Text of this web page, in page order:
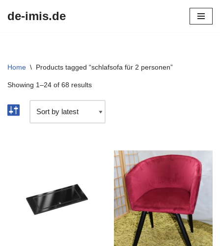
de-imis.de
Home \ Products tagged “schlafsofa für 2 personen”
Showing 1–24 of 68 results